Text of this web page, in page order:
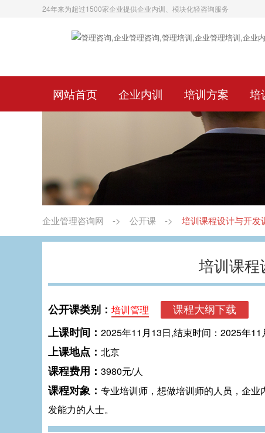
24年来为超过1500家企业提供企业内训、模块化轻咨询服务
网站首页 企业内训 培训方案 培
企业管理咨询网 -> 公开课 -> 培训课程设计与开发
培训课程
公开课类别： 培训管理
上课时间： 2025年11月13日,结束时间：2025年11
上课地点： 北京
课程费用： 3980元/人
课程对象： 专业培训师，想做培训师的人员，企
发能力的人士。